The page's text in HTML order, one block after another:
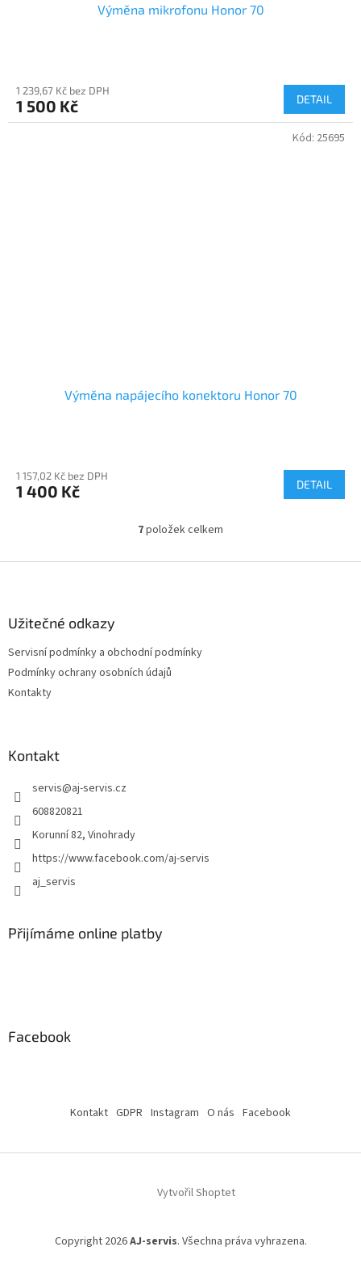
Výměna mikrofonu Honor 70
1 239,67 Kč bez DPH
1 500 Kč DETAIL
Výměna napájecího konektoru Honor 70
1 157,02 Kč bez DPH
1 400 Kč DETAIL
Kód: 25695
O
l
p
7položek celkem
Užitečné odkazy
Servisní podmínky a obchodní podmínky
Podmínky ochrany osobních údajů
Kontakty
Kontakt
servis@aj-servis.cz
608820821
Korunní 82, Vinohrady
https://www.facebook.com/aj-servis
aj_servis
Přijímáme online platby
Facebook
Kontakt GDPR Instagram O nás Facebook
Vytvořil Shoptet
Copyright 2026AJ-servis. Všechna práva vyhrazena.